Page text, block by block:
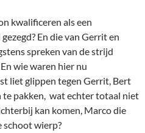
kwalificeren als een
En die van Gerrit en
spreken van de strijd
wie waren hier nu
liet glippen tegen Gerrit, Bert
te pakken, wat echter totaal niet
kan komen, Marco die
schoot wierp?